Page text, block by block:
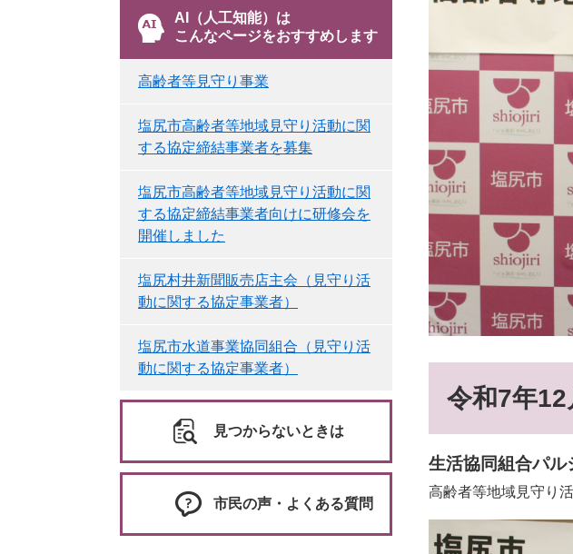
令和7年
生活協同組合パル
高齢者等地域見守り
AI（人工知能）は
こんなページをおすすめします
高齢者等見守り事業
塩尻市高齢者等地域見守り活動に関
する協定​締結事業者を募集
塩尻市高齢者等地域見守り活動に関
する協定​締結事業者向けに研修会を
開催しました
塩尻村井新聞販売店主会（見守り活
動に関する協定事業者）
塩尻市水道事業協同組合（見守り活
動に関する協定事業者）
見つからないときは
市民の声・よくある質問